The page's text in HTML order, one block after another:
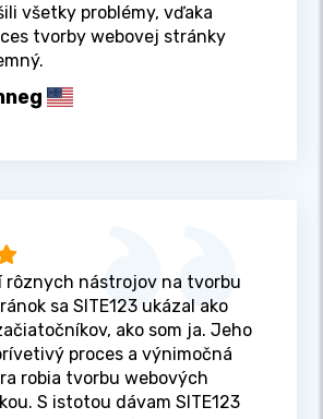
všetky problémy, vďaka
tvorby webovej stránky
rôznych nástrojov na tvorbu
sa SITE123 ukázal ako
ako som ja. Jeho
proces a výnimočná
robia tvorbu webových
S istotou dávam SITE123